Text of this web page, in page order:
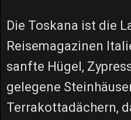
Die Toskana ist die
Reisemagazinen
sanfte Hügel,
gelegene
Terrakottadächern,